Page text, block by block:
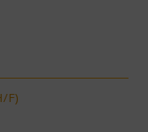
F)